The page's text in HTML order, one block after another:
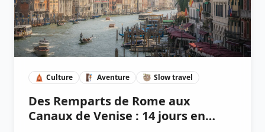
🛕 Culture 🧗🏽 Aventure 🦥 Slow travel
Des Remparts de Rome aux
Canaux de Venise : 14 jours en